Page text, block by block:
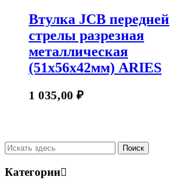
Втулка JCB передней
стрелы разрезная
металлическая
(51х56х42мм) ARIES
1 035,00₽
В Корзину
Категории